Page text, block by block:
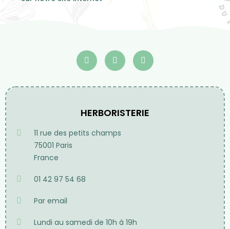
HERBORISTERIE
11 rue des petits champs
75001 Paris
France
01 42 97 54 68
Par email
Lundi au samedi de 10h à 19h